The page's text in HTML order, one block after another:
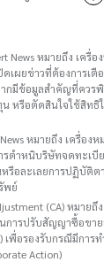
News หมายถึง เครื่
ดเผยข่าวที่ต้องการเ
ากมีข้อมูลสำคัญที่ควร
หรือตัดสินใจใช้สิทธิ
หมายถึง เครื่อ
รตำหนิบริษัทจดทะเบี
รือละเลยการปฏิบัติต
พย์
(CA) หมายถึ
การปรับสัญญาซื้อขา
เพื่อรองรับกรณีมีกา
Action)